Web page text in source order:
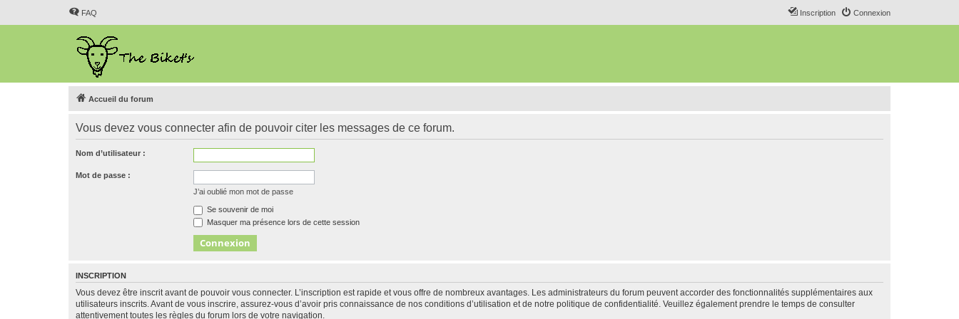
FAQ Connexion
Inscription
Accueil du forum
Vous devez vous connecter afin de pouvoir citer les messages de ce forum.
Nom d’utilisateur :
Mot de passe :
J’ai oublié mon mot de passe
Se souvenir de moi
Masquer ma présence lors de cette session
INSCRIPTION
Vous devez être inscrit avant de pouvoir vous connecter. L’inscription est rapide et vous offre de nombreux avantages. Les administrateurs du forum peuvent accorder des fonctionnalités supplémentaires aux
utilisateurs inscrits. Avant de vous inscrire, assurez-vous d’avoir pris connaissance de nos conditions d’utilisation et de notre politique de confidentialité. Veuillez également prendre le temps de consulter
attentivement toutes les règles du forum lors de votre navigation.